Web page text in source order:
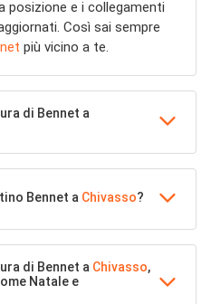
posizione e i collegamenti
Così sai sempre
più vicino a te.
di Bennet a
Bennet a Chivasso?
di Bennet a Chivasso,
Natale e